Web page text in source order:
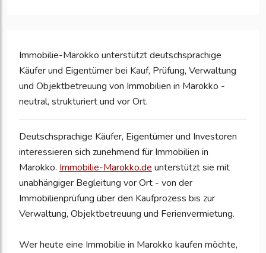
Immobilie-Marokko unterstützt deutschsprachige
Käufer und Eigentümer bei Kauf, Prüfung, Verwaltung
und Objektbetreuung von Immobilien in Marokko -
neutral, strukturiert und vor Ort.
Deutschsprachige Käufer, Eigentümer und Investoren
interessieren sich zunehmend für Immobilien in
Marokko. Immobilie-Marokko.de unterstützt sie mit
unabhängiger Begleitung vor Ort - von der
Immobilienprüfung über den Kaufprozess bis zur
Verwaltung, Objektbetreuung und Ferienvermietung.
Wer heute eine Immobilie in Marokko kaufen möchte,